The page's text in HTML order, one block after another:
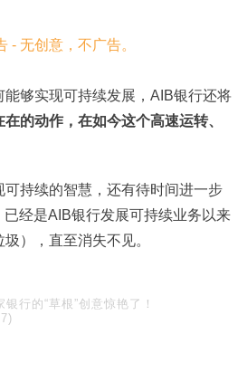
够实现可持续发展，AIB银行还将
的动作，在如今这个高速运转、
持续的智慧，还有待时间进一步
经是AIB银行发展可持续业务以来
），直至消失不见。
行的“草根”创意惊艳了！